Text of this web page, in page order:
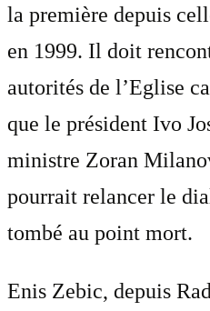
la première depuis
en 1999. Il doit
autorités de l’Eglise
que le président Ivo
ministre Zoran
pourrait relancer le
tombé au point mort.
Enis Zebic, depuis